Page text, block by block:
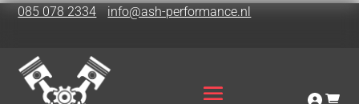
085 078 2334 info@ash-performance.nl